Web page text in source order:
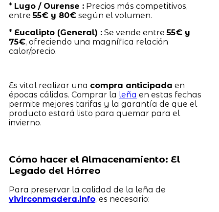
* Lugo / Ourense :Precios más competitivos,
entre55€ y 80€según el volumen.
* Eucalipto (General) :Se vende entre55€ y
75€, ofreciendo una magnífica relación
calor/precio.
Es vital realizar una compra anticipada en
épocas cálidas. Comprar la leña en estas fechas
permite mejores tarifas y la garantía de que el
producto estará listo para quemar para el
invierno.
Cómo hacer el Almacenamiento: El
Legado del Hórreo
Para preservar la calidad de la leña de
vivirconmadera.info, es necesario: